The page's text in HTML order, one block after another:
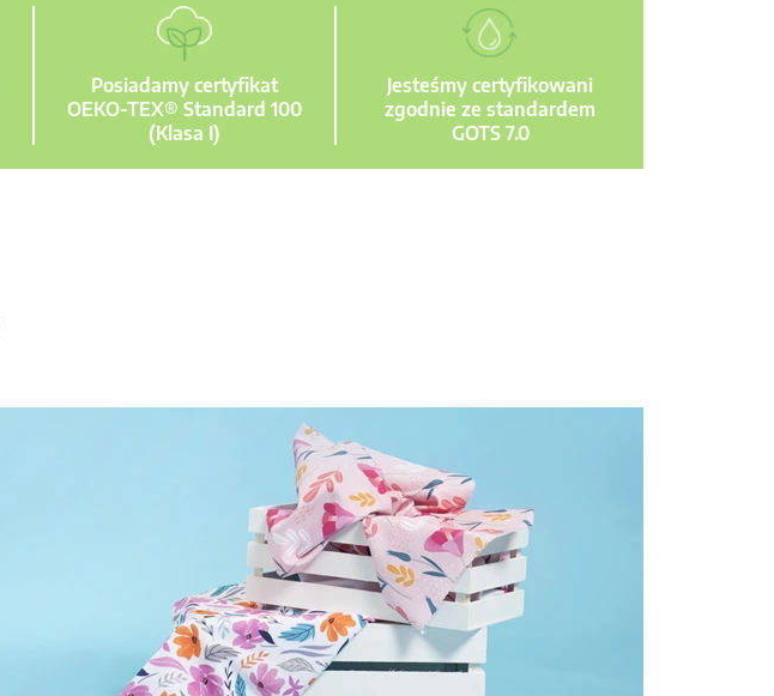
Posiadamy certyfikat
OEKO-TEX® Standard 100
(Klasa I)
Jesteśmy certyfikowani
zgodnie ze standardem
GOTS 7.0